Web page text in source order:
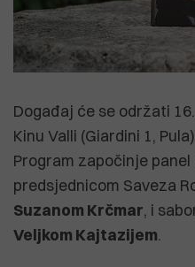
Događaj će se održati
Kinu Valli (Giardini 1,
Program započinje
predsjednicom Saveza
Suzanom Krčmar, i
Veljkom Kajtazijem.